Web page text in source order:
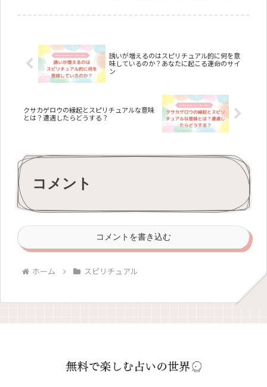
りやすく解説。スピリチュアルな繋が
りを感じる出会いが私たちに与える影
響とは？この記事であなたの疑問を解
誘いが増えるのはスピリチュアル的に何を意
味しているのか？あなたに起こる運命のサイ
ン
クサカゲロウの縁起とスピリチュアルな意味
とは？遭遇したらどうする？
コメント
コメントを書き込む
ホーム スピリチュアル